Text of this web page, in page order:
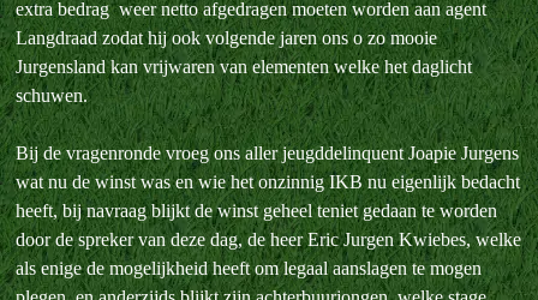
extra bedrag weer netto afgedragen moeten worden aan agent
Langdraad zodat hij ook volgende jaren ons o zo mooie
Jurgensland kan vrijwaren van elementen welke het daglicht
schuwen.
Bij de vragenronde vroeg ons aller jeugddelinquent Joapie Jurgens
wat nu de winst was en wie het onzinnig IKB nu eigenlijk bedacht
heeft, bij navraag blijkt de winst geheel teniet gedaan te worden
door de spreker van deze dag, de heer Eric Jurgen Kwiebes, welke
als enige de mogelijkheid heeft om legaal aanslagen te mogen